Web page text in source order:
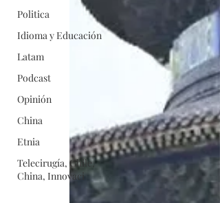
Politica
Idioma y Educación
Latam
Podcast
Opinión
China
Etnia
Telecirugía, Chile,
China, Innovaci